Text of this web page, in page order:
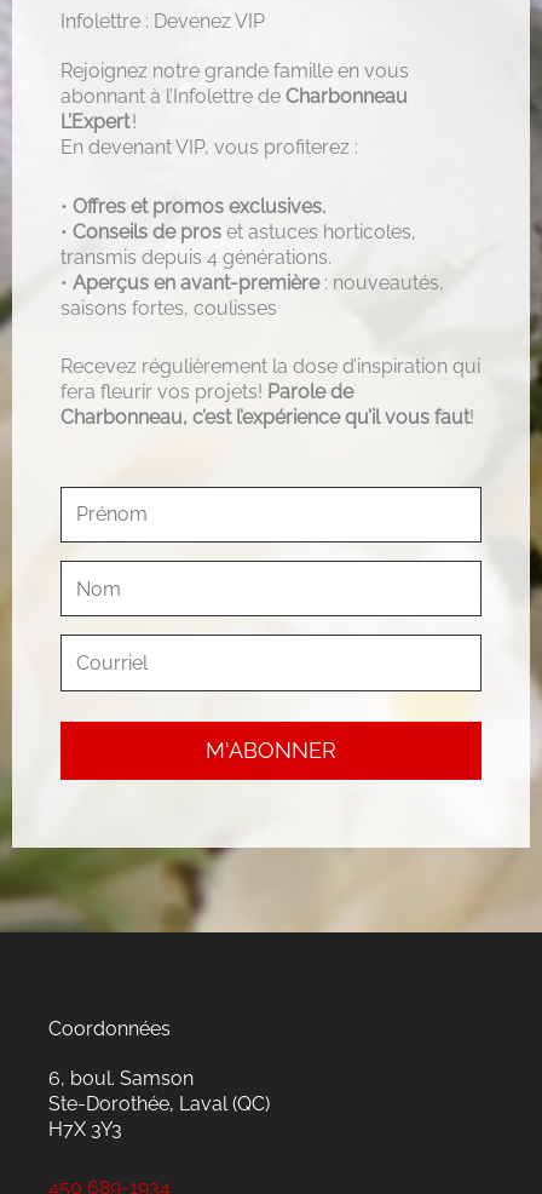
Infolettre : Devenez VIP
Rejoignez notre grande famille en vous
abonnant à l’Infolettre de Charbonneau
L’Expert!
En devenant VIP, vous profiterez :
• Offres et promos exclusives.
• Conseils de pros et astuces horticoles,
transmis depuis 4 générations.
• Aperçus en avant-première: nouveautés,
saisons fortes, coulisses
Recevez régulièrement la dose d’inspiration qui
fera fleurir vos projets! Parole de
Charbonneau, c’est l’expérience qu’il vous faut!
Coordonnées
6, boul. Samson
Ste-Dorothée, Laval (QC)
H7X 3Y3
450 689-1934